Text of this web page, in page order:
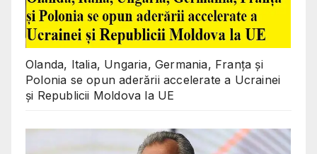
Olanda, Italia, Ungaria, Germania, Franța și
Polonia se opun aderării accelerate a Ucrainei
și Republicii Moldova la UE